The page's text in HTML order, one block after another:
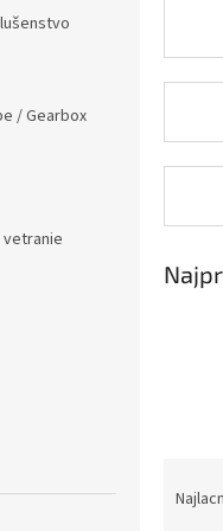
/ Gearbox